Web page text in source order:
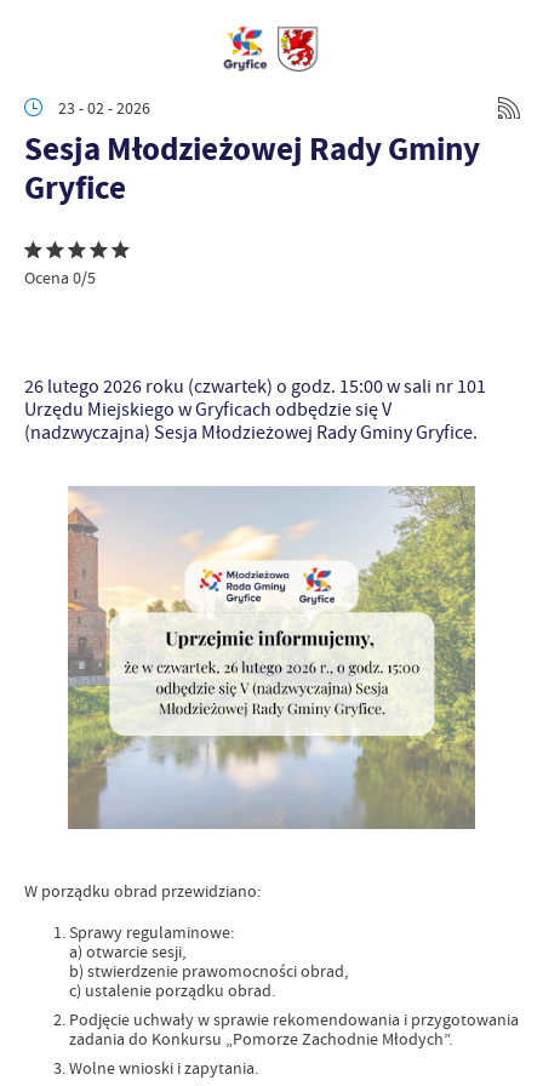
23 - 02 - 2026
Sesja Młodzieżowej Rady Gminy
Gryfice
Ocena 0/5
26 lutego 2026 roku (czwartek) o godz. 15:00 w sali nr 101
Urzędu Miejskiego w Gryficach odbędzie się V
(nadzwyczajna) Sesja Młodzieżowej Rady Gminy Gryfice.
W porządku obrad przewidziano:
Sprawy regulaminowe:
a) otwarcie sesji,
b) stwierdzenie prawomocności obrad,
c) ustalenie porządku obrad.
Podjęcie uchwały w sprawie rekomendowania i przygotowania
zadania do Konkursu „Pomorze Zachodnie Młodych”.
Wolne wnioski i zapytania.